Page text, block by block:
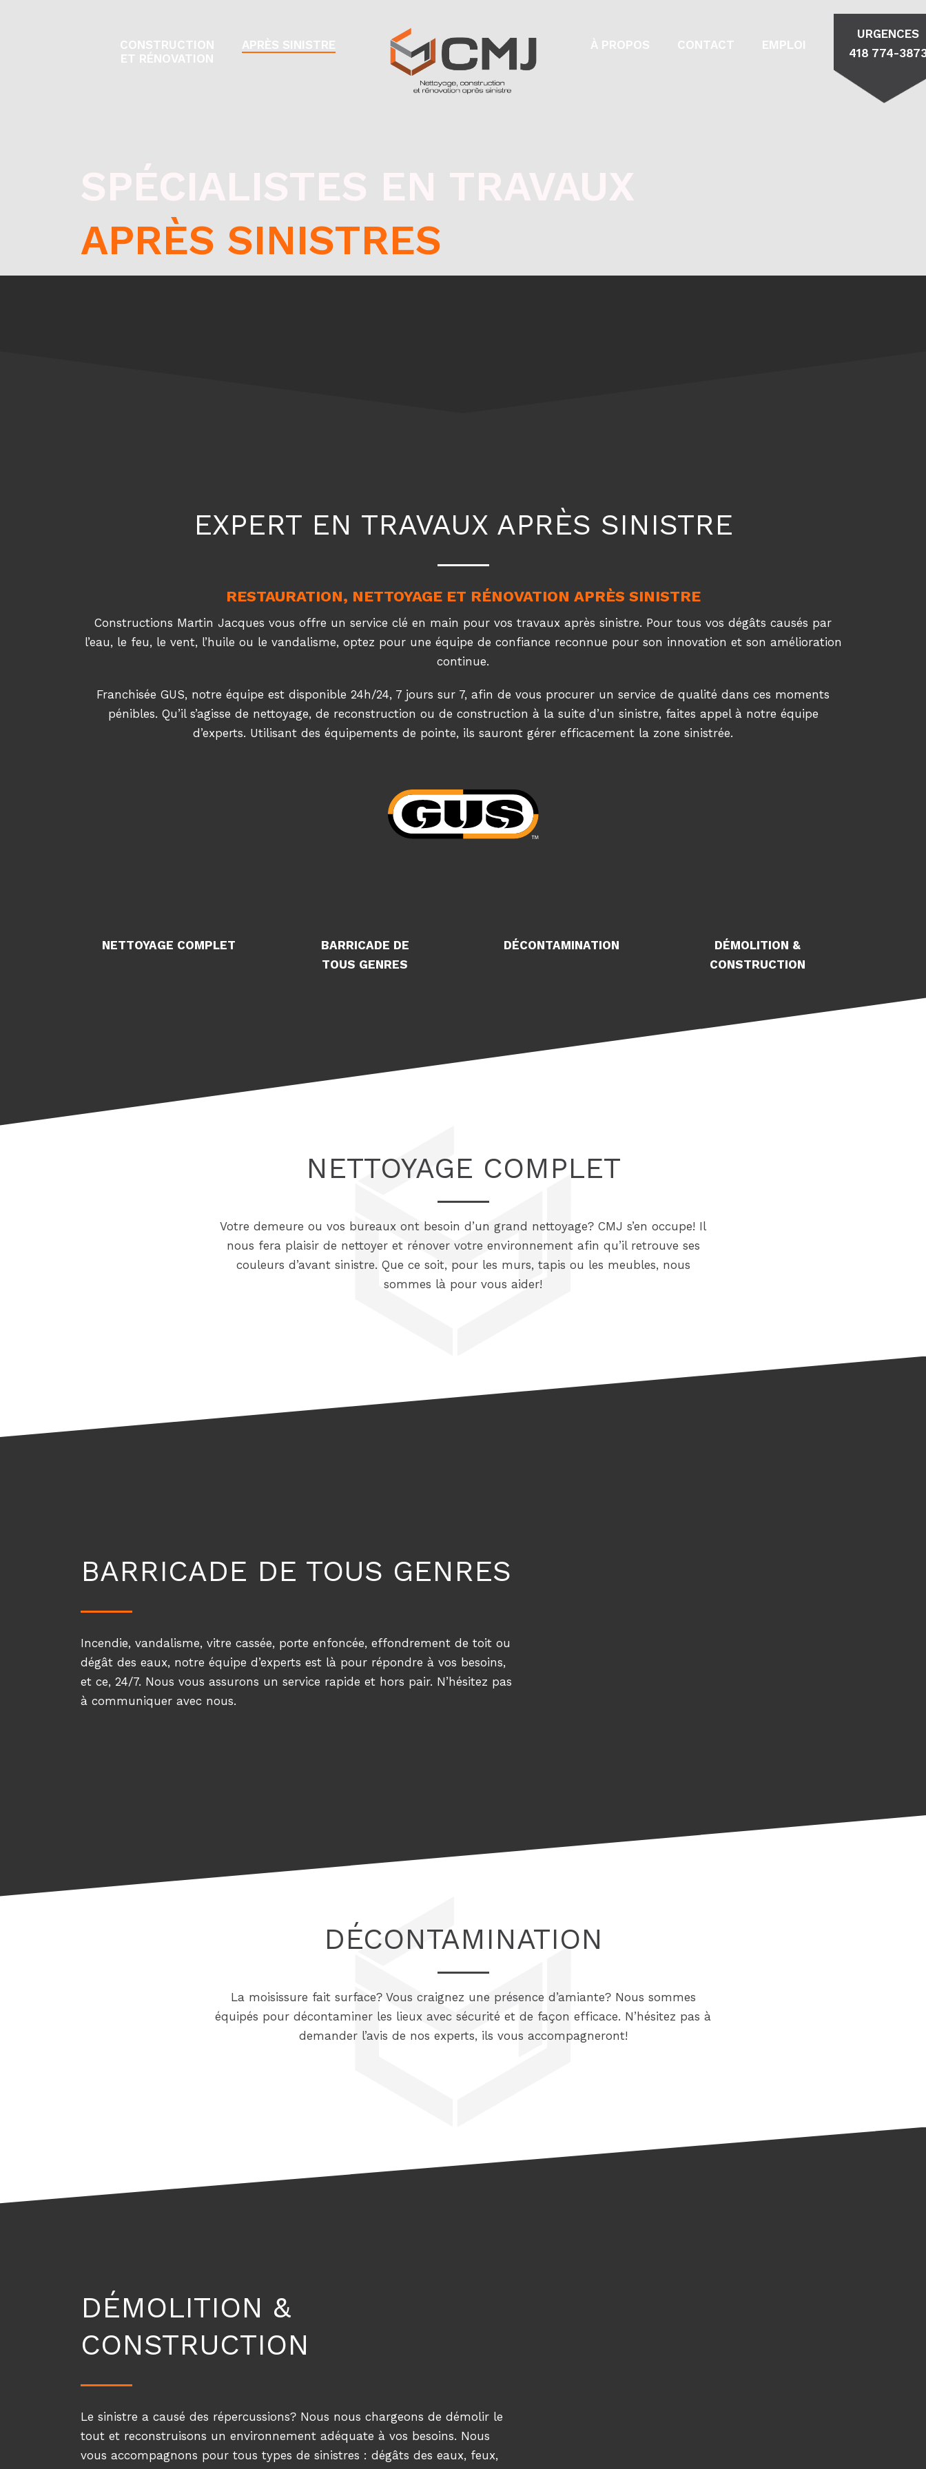
CONSTRUCTION
ET RÉNOVATION
APRÈS SINISTRE À PROPOS CONTACT EMPLOI
URGENCES
418 774-
SPÉCIALISTES EN TRAVAUX
APRÈS SINISTRES
EXPERT EN TRAVAUX APRÈS SINISTRE
RESTAURATION, NETTOYAGE ET RÉNOVATION APRÈS SINISTRE
Constructions Martin Jacques vous offre un service clé en main pour vos travaux après sinistre. Pour tous vos dégâts causés par
l’eau, le feu, le vent, l’huile ou le vandalisme, optez pour une équipe de confiance reconnue pour son innovation et son amélioration
continue.
Franchisée GUS, notre équipe est disponible 24h/24, 7 jours sur 7, afin de vous procurer un service de qualité dans ces moments
pénibles. Qu’il s’agisse de nettoyage, de reconstruction ou de construction à la suite d’un sinistre, faites appel à notre équipe
d’experts. Utilisant des équipements de pointe, ils sauront gérer efficacement la zone sinistrée.
NETTOYAGE COMPLET
BARRICADE DE
TOUS GENRES
DÉCONTAMINATION
DÉMOLITION &
CONSTRUCTION
NETTOYAGE COMPLET
Votre demeure ou vos bureaux ont besoin d’un grand nettoyage? CMJ s’en occupe! Il
nous fera plaisir de nettoyer et rénover votre environnement afin qu’il retrouve ses
couleurs d’avant sinistre. Que ce soit, pour les murs, tapis ou les meubles, nous
sommes là pour vous aider!
BARRICADE DE TOUS GENRES
Incendie, vandalisme, vitre cassée, porte enfoncée, effondrement de toit ou
dégât des eaux, notre équipe d’experts est là pour répondre à vos besoins,
et ce, 24/7. Nous vous assurons un service rapide et hors pair. N’hésitez pas
à communiquer avec nous.
DÉCONTAMINATION
La moisissure fait surface? Vous craignez une présence d’amiante? Nous sommes
équipés pour décontaminer les lieux avec sécurité et de façon efficace. N’hésitez pas à
demander l’avis de nos experts, ils vous accompagneront!
DÉMOLITION &
CONSTRUCTION
Le sinistre a causé des répercussions? Nous nous chargeons de démolir le
tout et reconstruisons un environnement adéquate à vos besoins. Nous
vous accompagnons pour tous types de sinistres : dégâts des eaux, feux,